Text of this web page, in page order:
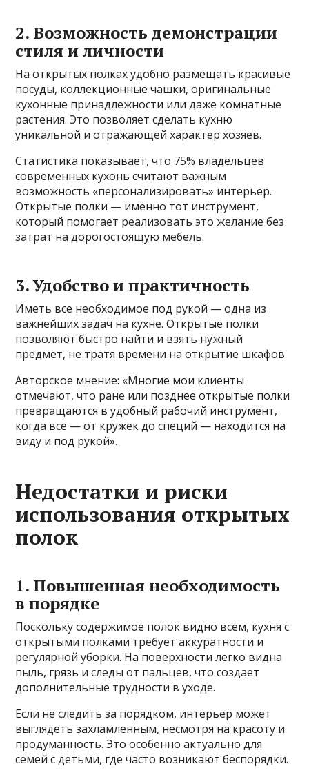
2. Возможность демонстрации
стиля и личности
На открытых полках удобно размещать красивые
посуды, коллекционные чашки, оригинальные
кухонные принадлежности или даже комнатные
растения. Это позволяет сделать кухню
уникальной и отражающей характер хозяев.
Статистика показывает, что 75% владельцев
современных кухонь считают важным
возможность «персонализировать» интерьер.
Открытые полки — именно тот инструмент,
который помогает реализовать это желание без
затрат на дорогостоящую мебель.
3. Удобство и практичность
Иметь все необходимое под рукой — одна из
важнейших задач на кухне. Открытые полки
позволяют быстро найти и взять нужный
предмет, не тратя времени на открытие шкафов.
Авторское мнение: «Многие мои клиенты
отмечают, что ране или позднее открытые полки
превращаются в удобный рабочий инструмент,
когда все — от кружек до специй — находится на
виду и под рукой».
Недостатки и риски
использования открытых
полок
1. Повышенная необходимость
в порядке
Поскольку содержимое полок видно всем, кухня с
открытыми полками требует аккуратности и
регулярной уборки. На поверхности легко видна
пыль, грязь и следы от пальцев, что создает
дополнительные трудности в уходе.
Если не следить за порядком, интерьер может
выглядеть захламленным, несмотря на красоту и
продуманность. Это особенно актуально для
семей с детьми, где часто возникают беспорядки.